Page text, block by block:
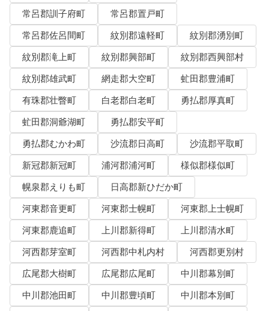
常呂郡訓子府町
常呂郡置戸町
常呂郡佐呂間町
紋別郡遠軽町
紋別郡湧別町
紋別郡滝上町
紋別郡興部町
紋別郡西興部村
紋別郡雄武町
網走郡大空町
虻田郡豊浦町
有珠郡壮瞥町
白老郡白老町
勇払郡厚真町
虻田郡洞爺湖町
勇払郡安平町
勇払郡むかわ町
沙流郡日高町
沙流郡平取町
新冠郡新冠町
浦河郡浦河町
様似郡様似町
幌泉郡えりも町
日高郡新ひだか町
河東郡音更町
河東郡士幌町
河東郡上士幌町
河東郡鹿追町
上川郡新得町
上川郡清水町
河西郡芽室町
河西郡中札内村
河西郡更別村
広尾郡大樹町
広尾郡広尾町
中川郡幕別町
中川郡池田町
中川郡豊頃町
中川郡本別町